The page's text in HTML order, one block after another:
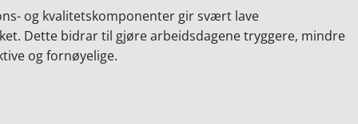
og kvalitetskomponenter gir svært lave
Dette bidrar til gjøre arbeidsdagene tryggere, mindre
og fornøyelige.